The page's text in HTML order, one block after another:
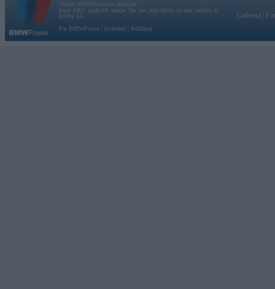
Vortāls BMWPower.lv darbojas
kopš 2002. gada 14. maija. Tas nav auto klubs un nav saistīts ar
BMW AG.
Par BMWPower
Kontakti Reklāma
Galvena